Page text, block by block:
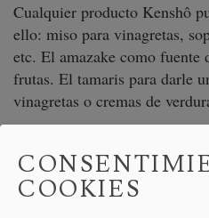
Cualquier producto Kenshô
ello: miso para vinagretas,
etc. El amazake como fuente
frutas. El tamaris para darle
vinagretas o cremas de
ello: miso para vinagretas,
etc. El amazake como fuente
COOKIES